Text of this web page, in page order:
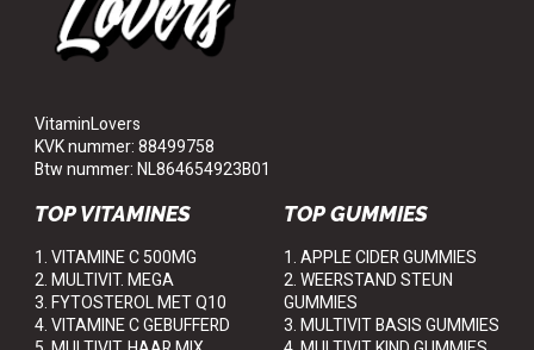
VitaminLovers
KVK nummer: 88499758
Btw nummer: NL864654923B01
TOP VITAMINES
1. VITAMINE C 500MG
2. MULTIVIT. MEGA
3. FYTOSTEROL MET Q10
4. VITAMINE C GEBUFFERD
TOP GUMMIES
1. APPLE CIDER GUMMIES
2. WEERSTAND STEUN
GUMMIES
3. MULTIVIT BASIS GUMMIES